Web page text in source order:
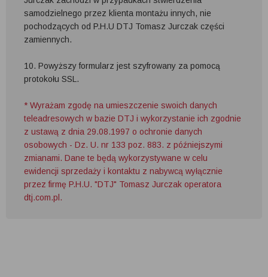
samodzielnego przez klienta montażu innych, nie
pochodzących od P.H.U DTJ Tomasz Jurczak części
zamiennych.
10. Powyższy formularz jest szyfrowany za pomocą
protokołu SSL.
* Wyrażam zgodę na umieszczenie swoich danych
teleadresowych w bazie DTJ i wykorzystanie ich zgodnie
z ustawą z dnia 29.08.1997 o ochronie danych
osobowych - Dz. U. nr 133 poz. 883. z późniejszymi
zmianami. Dane te będą wykorzystywane w celu
ewidencji sprzedaży i kontaktu z nabywcą wyłącznie
przez firmę P.H.U. "DTJ" Tomasz Jurczak operatora
dtj.com.pl.